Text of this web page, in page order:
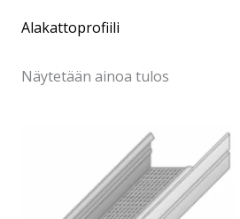
Alakattoprofiili
Näytetään ainoa tulos